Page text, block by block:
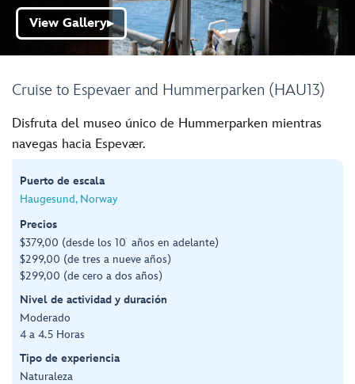
Cruise to Espevaer and Hummerparken (HAU13)
View Gallery▶
Disfruta del museo único de Hummerparken mientras
navegas hacia Espevær.
Puerto de escala
Haugesund, Norway
Precios
$379,00 (desde los 10 años en adelante)
$299,00 (de tres a nueve años)
$299,00 (de cero a dos años)
Nivel de actividad y duración
Moderado
4 a 4.5 Horas
Tipo de experiencia
Naturaleza